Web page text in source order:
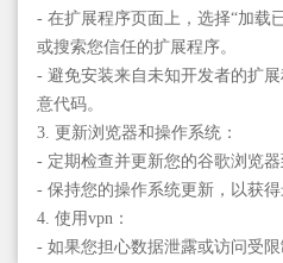
- 在扩展程序页面上，选择“加载
或搜索您信任的扩展程序。
- 避免安装来自未知开发者的扩
意代码。
3. 更新浏览器和操作系统：
- 定期检查并更新您的谷歌浏览器
- 保持您的操作系统更新，以获得
4. 使用vpn：
- 如果您担心数据泄露或访问受